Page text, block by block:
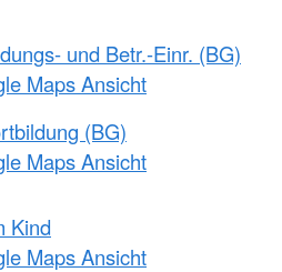
und Betr.-Einr. (BG)
Maps Ansicht
(BG)
Maps Ansicht
Kind
Maps Ansicht